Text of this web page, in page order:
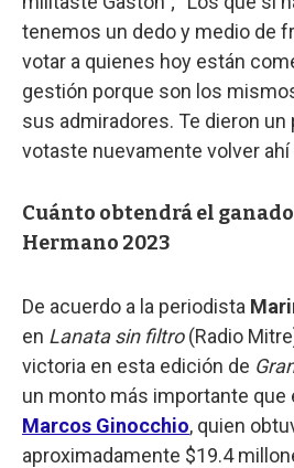
tenemos un dedo y medio de
votar a quienes hoy están
gestión porque son los
sus admiradores. Te dieron un
votaste nuevamente volver ahí
Cuánto obtendrá el
Hermano 2023
De acuerdo a la periodista
en Lanata sin filtro(Radio
victoria en esta edición de
un monto más importante que
Marcos Ginocchio, quien
aproximadamente $19.4